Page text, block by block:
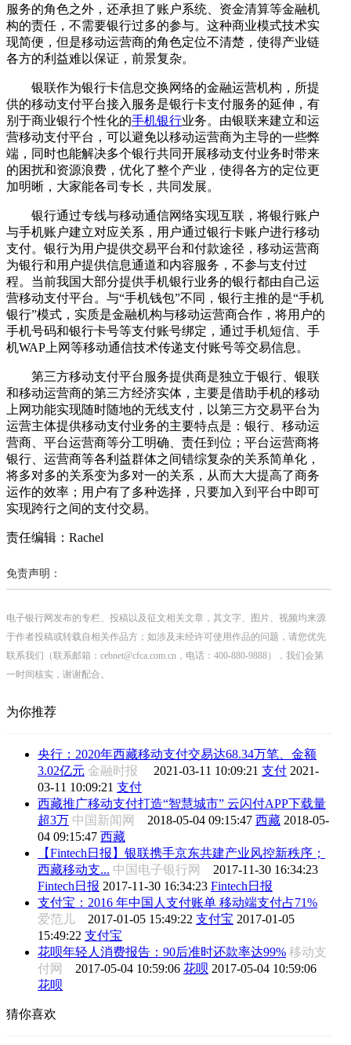
服务的角色之外，还承担了账户系统、资金清算等金融机
构的责任，不需要银行过多的参与。这种商业模式技术实
现简便，但是移动运营商的角色定位不清楚，使得产业链
各方的利益难以保证，前景复杂。
银联作为银行卡信息交换网络的金融运营机构，所提
供的移动支付平台接入服务是银行卡支付服务的延伸，有
别于商业银行个性化的手机银行业务。由银联来建立和运
营移动支付平台，可以避免以移动运营商为主导的一些弊
端，同时也能解决多个银行共同开展移动支付业务时带来
的困扰和资源浪费，优化了整个产业，使得各方的定位更
加明晰，大家能各司专长，共同发展。
银行通过专线与移动通信网络实现互联，将银行账户
与手机账户建立对应关系，用户通过银行卡账户进行移动
支付。银行为用户提供交易平台和付款途径，移动运营商
为银行和用户提供信息通道和内容服务，不参与支付过
程。当前我国大部分提供手机银行业务的银行都由自己运
营移动支付平台。与“手机钱包”不同，银行主推的是“手机
银行”模式，实质是金融机构与移动运营商合作，将用户的
手机号码和银行卡号等支付账号绑定，通过手机短信、手
机WAP上网等移动通信技术传递支付账号等交易信息。
第三方移动支付平台服务提供商是独立于银行、银联
和移动运营商的第三方经济实体，主要是借助手机的移动
上网功能实现随时随地的无线支付，以第三方交易平台为
运营主体提供移动支付业务的主要特点是：银行、移动运
营商、平台运营商等分工明确、责任到位；平台运营商将
银行、运营商等各利益群体之间错综复杂的关系简单化，
将多对多的关系变为多对一的关系，从而大大提高了商务
运作的效率；用户有了多种选择，只要加入到平台中即可
实现跨行之间的支付交易。
责任编辑：Rachel
免责声明：
电子银行网发布的专栏、投稿以及征文相关文章，其文字、图片、视频均来源
于作者投稿或转载自相关作品方；如涉及未经许可使用作品的问题，请您优先
联系我们（联系邮箱：cebnet@cfca.com.cn，电话：400-880-9888），我们会第
一时间核实，谢谢配合。
为你推荐
央行：2020年西藏移动支付交易达68.34万笔、金额
3.02亿元 金融时报 2021-03-11 10:09:21 支付 2021-
03-11 10:09:21 支付
西藏推广移动支付打造“智慧城市” 云闪付APP下载量
超3万 中国新闻网 2018-05-04 09:15:47 西藏 2018-05-
04 09:15:47 西藏
【Fintech日报】银联携手京东共建产业风控新秩序；
西藏移动支... 中国电子银行网 2017-11-30 16:34:23
Fintech日报 2017-11-30 16:34:23 Fintech日报
支付宝：2016 年中国人支付账单 移动端支付占71%
爱范儿 2017-01-05 15:49:22 支付宝 2017-01-05
15:49:22 支付宝
花呗年轻人消费报告：90后准时还款率达99% 移动支
付网 2017-05-04 10:59:06 花呗 2017-05-04 10:59:06
花呗
猜你喜欢